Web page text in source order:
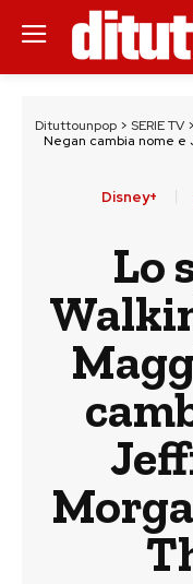
Dituttounpop > SERIE TV >
Negan cambia nome e
Disney+
Lo